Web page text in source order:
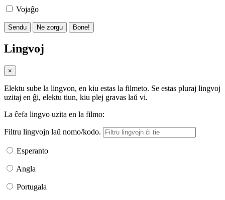
Vojaĝo
Sendu Ne zorgu Bone!
Lingvoj
×
Elektu sube la lingvon, en kiu estas la filmeto. Se estas pluraj lingvoj
uzitaj en ĝi, elektu tiun, kiu plej gravas laŭ vi.
La ĉefa lingvo uzita en la filmo:
Filtru lingvojn laŭ nomo/kodo.
Esperanto
Angla
Portugala